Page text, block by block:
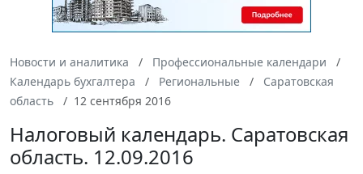
Новости и аналитика
Профессиональные календари
Календарь бухгалтера
Региональные
Саратовская
область
12 сентября 2016
Налоговый календарь. Саратовская
область. 12.09.2016